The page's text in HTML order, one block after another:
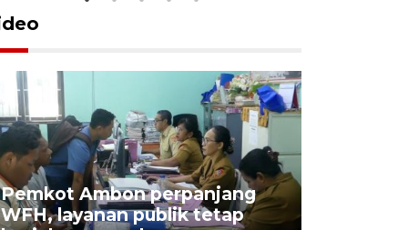
Pemkot Ambon perpanjang
WFH, layanan publik tetap